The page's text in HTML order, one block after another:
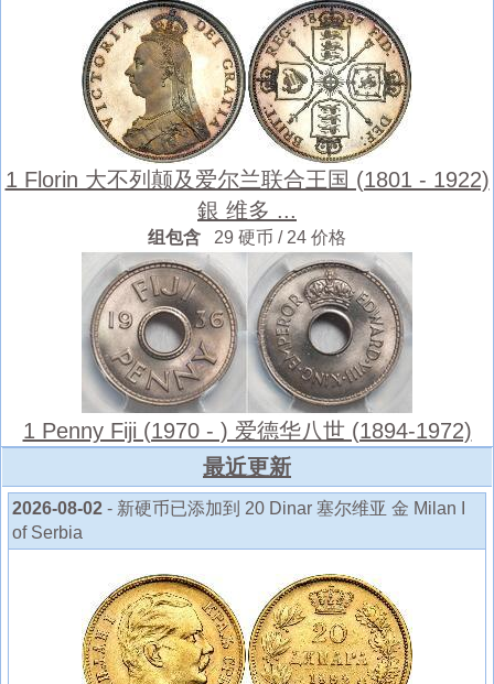
1 Florin 大不列颠及爱尔兰联合王国 (1801 - 1922)
銀 维多 ...
组包含 29 硬币 / 24 价格
1 Penny Fiji (1970 - ) 爱德华八世 (1894-1972)
最近更新
2026-08-02 - 新硬币已添加到 20 Dinar 塞尔维亚 金 Milan I
of Serbia